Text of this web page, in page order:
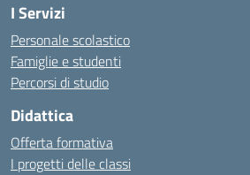
I Servizi
Personale scolastico
Famiglie e studenti
Percorsi di studio
Didattica
Offerta formativa
I progetti delle classi